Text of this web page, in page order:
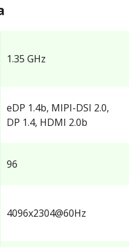
1.35 GHz
eDP 1.4b, MIPI-DSI 2.0,
DP 1.4, HDMI 2.0b
96
4096x2304@60Hz